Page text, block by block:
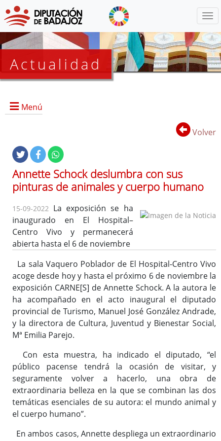
Actualidad
Menú
Noticias
Lista
de
distribución
Volver
Annette Schock deslumbra con sus
pinturas de animales y cuerpo humano
15-09-2022 La exposición se ha
inaugurado en El Hospital–
Centro Vivo y permanecerá
abierta hasta el 6 de noviembre
La sala Vaquero Poblador de El Hospital-Centro Vivo
acoge desde hoy y hasta el próximo 6 de noviembre la
exposición CARNE[S] de Annette Schock. A la autora le
ha acompañado en el acto inaugural el diputado
provincial de Turismo, Manuel José González Andrade,
y la directora de Cultura, Juventud y Bienestar Social,
Mª Emilia Parejo.
Con esta muestra, ha indicado el diputado, “el
público pacense tendrá la ocasión de visitar, y
seguramente volver a hacerlo, una obra de
extraordinaria belleza en la que se combinan las dos
temáticas esenciales de su autora: el mundo animal y
el cuerpo humano”.
En ambos casos, Annette despliega un extraordinario